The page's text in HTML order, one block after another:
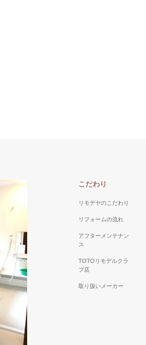
こだわり
リモデヤのこだわり
リフォームの流れ
アフターメンテナン
ス
TOTOリモデルクラ
ブ店
取り扱いメーカー